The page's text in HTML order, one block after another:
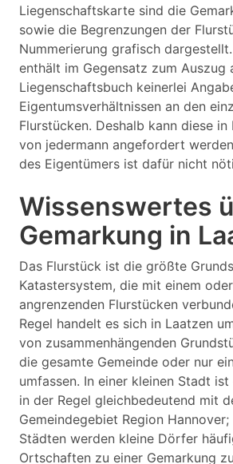
Liegenschaftskarte sind die
sowie die Begrenzungen der
Nummerierung grafisch
enthält im Gegensatz zum Auszug
Liegenschaftsbuch keinerlei
Eigentumsverhältnissen an den
Flurstücken. Deshalb kann diese in
von jedermann angefordert
des Eigentümers ist dafür nicht
Wissenswertes
Gemarkung in
Das Flurstück ist die größte
Katastersystem, die mit einem
angrenzenden Flurstücken
Regel handelt es sich in Laatzen
von zusammenhängenden
die gesamte Gemeinde oder nur
umfassen. In einer kleinen Stadt
in der Regel gleichbedeutend mit
Gemeindegebiet Region
Städten werden kleine Dörfer
Ortschaften zu einer Gemarkung